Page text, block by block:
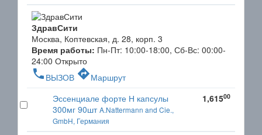
ЗдравСити
Москва, Коптевская, д. 28, корп. 3
Время работы: Пн-Пт: 10:00-18:00, Сб-Вс: 00:00-
24:00 Открыто
phone ВЫЗОВ directionsМаршрут
Эссенциале форте Н капсулы
300мг 90штA.Nattermann and Cie.,
GmbH, Германия
1,61500